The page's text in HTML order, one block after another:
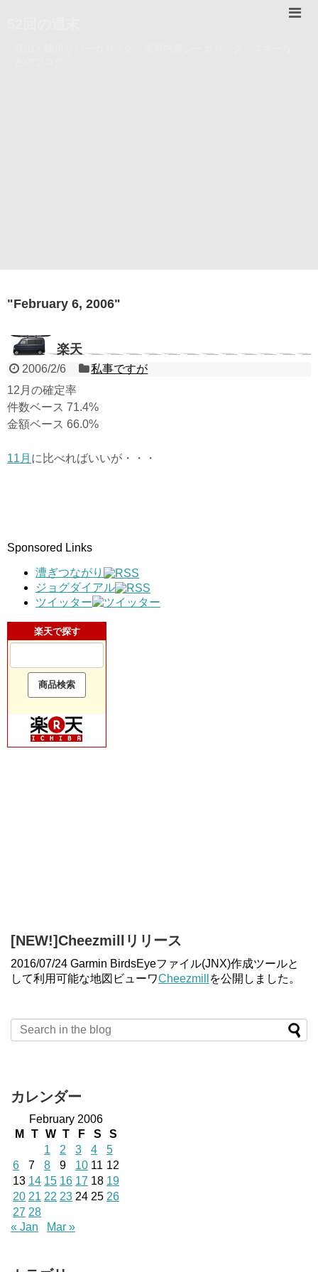
"February 6, 2006"
楽天
2006/2/6
私事ですが
12月の確定率
件数ベース 71.4%
金額ベース 66.0%
11月 に比べればいいが・・・
Sponsored Links
漕ぎつながり
ジョグダイアル
ツイッター
楽天で探す
[NEW!]Cheezmillリリース
2016/07/24 Garmin BirdsEyeファイル(JNX)作成ツールと
して利用可能な地図ビューワCheezmill を公開しました。
カレンダー
February 2006
M
T W T F S
S
1
2 3 4
5
6
7 8 9 10 11 12
13 14 15 16 17 18 19
20 21 22 23 24 25 26
27 28
« Jan
Mar »